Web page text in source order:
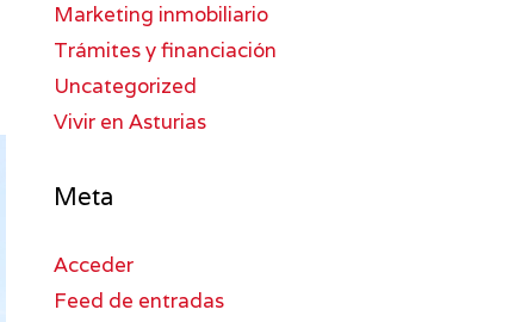
Marketing inmobiliario
Trámites y financiación
Uncategorized
Vivir en Asturias
Meta
Acceder
Feed de entradas